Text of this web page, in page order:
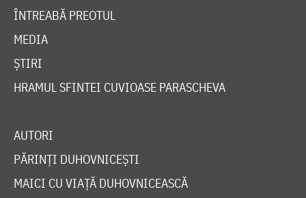
ÎNTREABĂ PREOTUL
MEDIA
ȘTIRI
HRAMUL SFINTEI CUVIOASE PARASCHEVA
AUTORI
PĂRINȚI DUHOVNICEȘTI
MAICI CU VIAȚĂ DUHOVNICEASCĂ